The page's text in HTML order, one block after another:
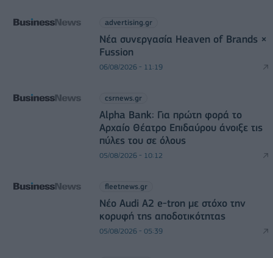
advertising.gr
Νέα συνεργασία Heaven of Brands ×
Fussion
06/08/2026 - 11:19
csrnews.gr
Alpha Bank: Για πρώτη φορά το
Αρχαίο Θέατρο Επιδαύρου άνοιξε τις
πύλες του σε όλους
05/08/2026 - 10:12
fleetnews.gr
Νέο Audi A2 e-tron με στόχο την
κορυφή της αποδοτικότητας
05/08/2026 - 05:39